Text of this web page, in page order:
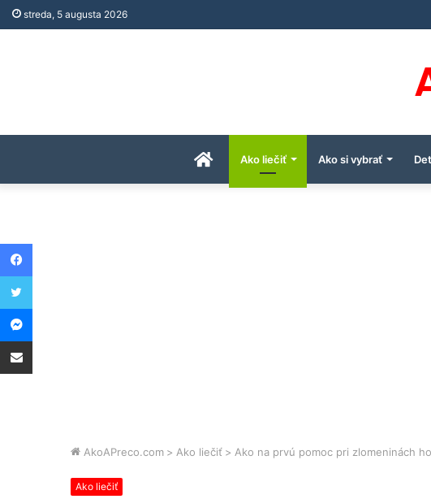
streda, 5 augusta 2026
ÚvodnáAko liečiť Ako si vybrať
AkoAPreco.com > Ako liečiť > Ako na prvú pomoc pri zlomeninách
Ako liečiť
Facebook
Twitter
Messenger
Share via Email